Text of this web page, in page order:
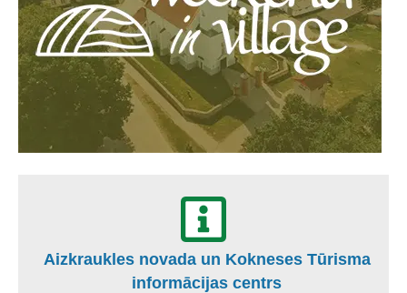
Aizkraukles novada un Kokneses Tūrisma
informācijas centrs